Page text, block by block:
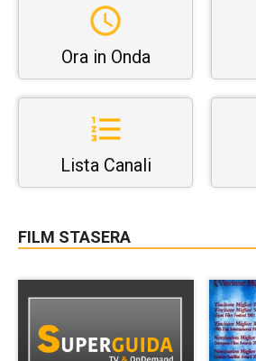
Ora in Onda
Lista Canali
FILM STASERA